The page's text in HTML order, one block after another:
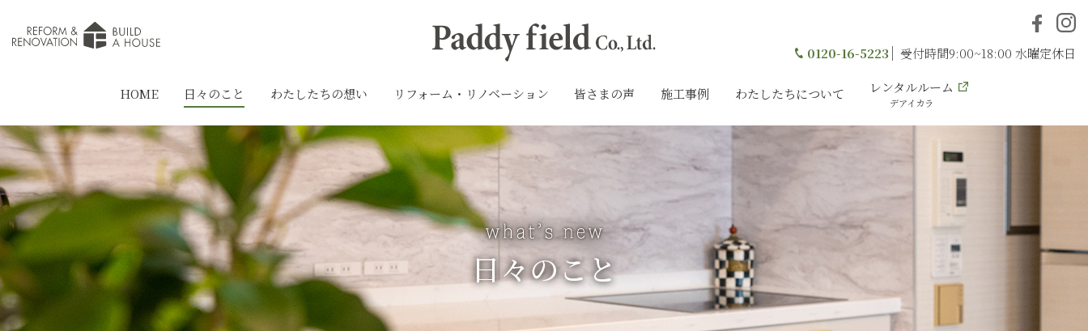
0120-16-5223 受付時間9:00~18:00 水曜定休日
HOME 日々のこと わたしたちの想い リフォーム・リノベーション 皆さまの声 施工事例 わたしたちについて レンタルルーム
デアイカラ
日々のこと